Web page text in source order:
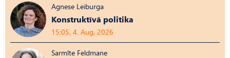
Agnese Leiburga
Konstruktīvā politika
15:05, 4. Aug, 2026
Sarmīte Feldmane